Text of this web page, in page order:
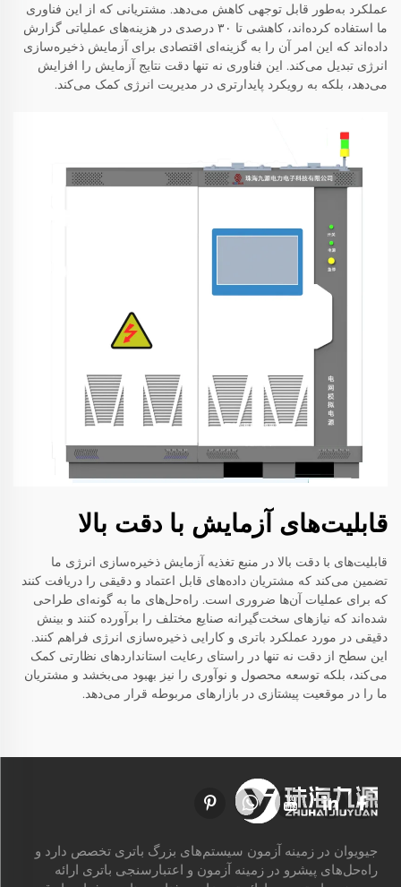
عملکرد به‌طور قابل توجهی کاهش می‌دهد. مشتریانی که از این فناوری
ما استفاده کرده‌اند، کاهشی تا ۳۰ درصدی در هزینه‌های عملیاتی گزارش
داده‌اند که این امر آن را به گزینه‌ای اقتصادی برای آزمایش ذخیره‌سازی
انرژی تبدیل می‌کند. این فناوری نه تنها دقت نتایج آزمایش را افزایش
می‌دهد، بلکه به رویکرد پایدارتری در مدیریت انرژی کمک می‌کند.
قابلیت‌های آزمایش با دقت بالا
قابلیت‌های با دقت بالا در منبع تغذیه آزمایش ذخیره‌سازی انرژی ما
تضمین می‌کند که مشتریان داده‌های قابل اعتماد و دقیقی را دریافت کنند
که برای عملیات آن‌ها ضروری است. راه‌حل‌های ما به گونه‌ای طراحی
شده‌اند که نیازهای سخت‌گیرانه صنایع مختلف را برآورده کنند و بینش
دقیقی در مورد عملکرد باتری و کارایی ذخیره‌سازی انرژی فراهم کنند.
این سطح از دقت نه تنها در راستای رعایت استانداردهای نظارتی کمک
می‌کند، بلکه توسعه محصول و نوآوری را نیز بهبود می‌بخشد و مشتریان
ما را در موقعیت پیشتازی در بازارهای مربوطه قرار می‌دهد.
جیویوان در زمینه آزمون سیستم‌های بزرگ باتری تخصص دارد و
راه‌حل‌های پیشرو در زمینه آزمون و اعتبارسنجی باتری ارائه